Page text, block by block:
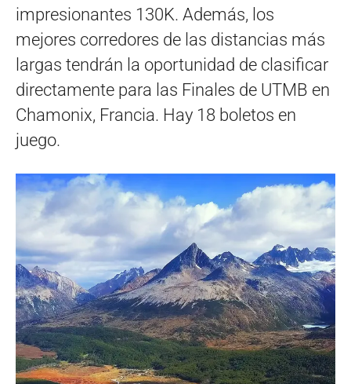
impresionantes 130K. Además, los
mejores corredores de las distancias más
largas tendrán la oportunidad de clasificar
directamente para las Finales de UTMB en
Chamonix, Francia. Hay 18 boletos en
juego.